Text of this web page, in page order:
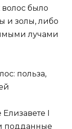
было
и золы, либо
лучами
польза,
I
подданные